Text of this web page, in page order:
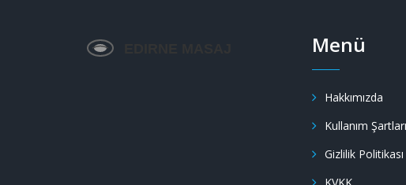
Menü
Hakkımızda
Kullanım Şartları
Gizlilik Politikası
KVKK